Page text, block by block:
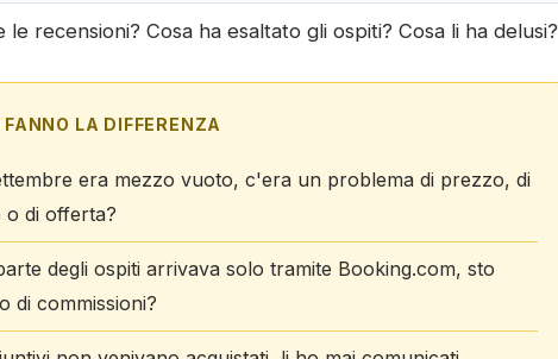
le recensioni? Cosa ha esaltato gli ospiti? Cosa li ha delusi?
LA DIFFERENZA
era mezzo vuoto, c'era un problema di prezzo, di
o di offerta?
degli ospiti arrivava solo tramite Booking.com, sto
di commissioni?